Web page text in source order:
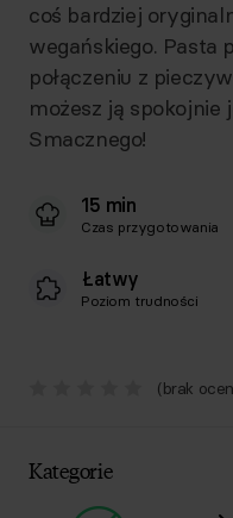
coś bardziej
wegańskiego. Pasta
połączeniu z
możesz ją spokojnie
Smacznego!
15 min
Czas przygotowania
Łatwy
Poziom trudności
(brak
Kategorie